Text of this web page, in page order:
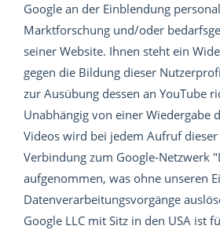
Google an der Einblendung
Marktforschung und/oder
seiner Website. Ihnen steht ein
gegen die Bildung dieser
zur Ausübung dessen an YouTube
Unabhängig von einer Wiedergabe
Videos wird bei jedem Aufruf
Verbindung zum Google-Netzwerk
aufgenommen, was ohne unseren
Datenverarbeitungsvorgänge
Google LLC mit Sitz in den USA ist